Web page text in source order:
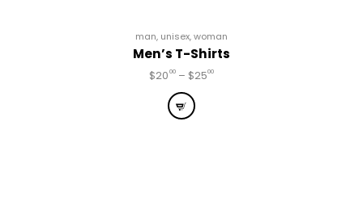
man, unisex,woman
Men’s T-Shirts
$2000– $2500